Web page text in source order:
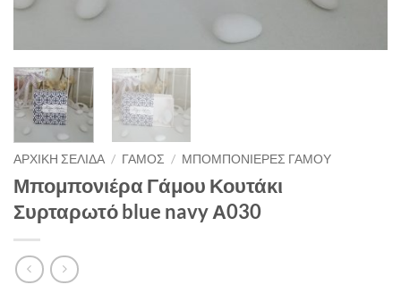
ΑΡΧΙΚΉ ΣΕΛΊΔΑ / ΓΑΜΟΣ / ΜΠΟΜΠΟΝΙΕΡΕΣ ΓΑΜΟΥ
Μπομπονιέρα Γάμου Κουτάκι
Συρταρωτό blue navy Α030